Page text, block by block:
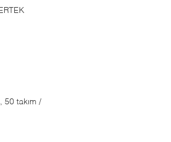
50 takım /